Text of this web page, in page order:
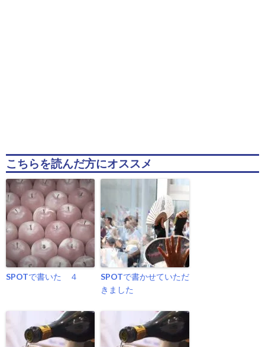
こちらを読んだ方にオススメ
SPOTで書いた ４
SPOTで書かせていただ
きました